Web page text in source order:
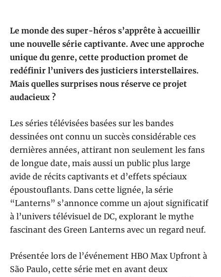
Le monde des super-héros s’apprête à accueillir
une nouvelle série captivante. Avec une approche
unique du genre, cette production promet de
redéfinir l’univers des justiciers interstellaires.
Mais quelles surprises nous réserve ce projet
audacieux ?
Les séries télévisées basées sur les bandes
dessinées ont connu un succès considérable ces
dernières années, attirant non seulement les fans
de longue date, mais aussi un public plus large
avide de récits captivants et d’effets spéciaux
époustouflants. Dans cette lignée, la série
“Lanterns” s’annonce comme un ajout significatif
à l’univers télévisuel de DC, explorant le mythe
fascinant des Green Lanterns avec un regard neuf.
Présentée lors de l’événement HBO Max Upfront à
São Paulo, cette série met en avant deux